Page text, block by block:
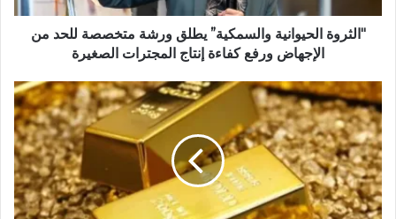
"الثروة الحيوانية والسمكية” يطلق ورشة متخصصة للحد من
الإجهاض ورفع كفاءة إنتاج المجترات الصغيرة